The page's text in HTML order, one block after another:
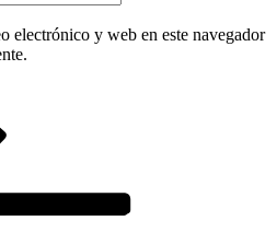
electrónico y web en este navegador